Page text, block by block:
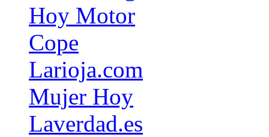
Hoy Motor
Cope
Larioja.com
Mujer Hoy
Laverdad.es